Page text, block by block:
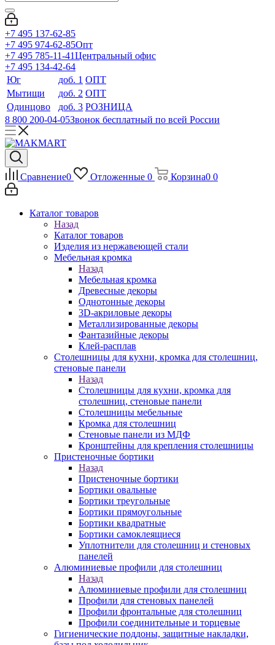
+7 495 137-62-85
+7 495 974-62-85Опт
+7 495 785-11-41Центральный офис
+7 495 134-42-64
Юг
доб. 1 ОПТ
Мытищи
доб. 2 ОПТ
Одинцово
доб. 3 РОЗНИЦА
8 800 200-04-05Звонок бесплатный по всей России
Сравнение0 Отложенные 0 Корзина0 0
Каталог товаров
Назад
Каталог товаров
Изделия из нержавеющей стали
Мебельная кромка
Назад
Мебельная кромка
Древесные декоры
Однотонные декоры
3D-акриловые декоры
Металлизированные декоры
Фантазийные декоры
Клей-расплав
Столешницы для кухни, кромка для столешниц,
стеновые панели
Назад
Столешницы для кухни, кромка для
столешниц, стеновые панели
Столешницы мебельные
Кромка для столешниц
Стеновые панели из МДФ
Кронштейны для крепления столешницы
Пристеночные бортики
Назад
Пристеночные бортики
Бортики овальные
Бортики треугольные
Бортики прямоугольные
Бортики квадратные
Бортики самоклеящиеся
Уплотнители для столешниц и стеновых
панелей
Алюминиевые профили для столешниц
Назад
Алюминиевые профили для столешниц
Профили для стеновых панелей
Профили фронтальные для столешниц
Профили соединительные и торцевые
Гигиенические поддоны, защитные накладки,